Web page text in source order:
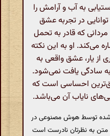
به آب و آرامش را
در تجربه عشق
که قادر به تحمل
می‌کند. او به این نکته
از یار، عشق واقعی به
به سادگی یافت نمی‌شود.
احساسی است که
نایاب آن می‌باشد.
شده توسط هوش مصنوعی در
متن به نظرتان نادرست است